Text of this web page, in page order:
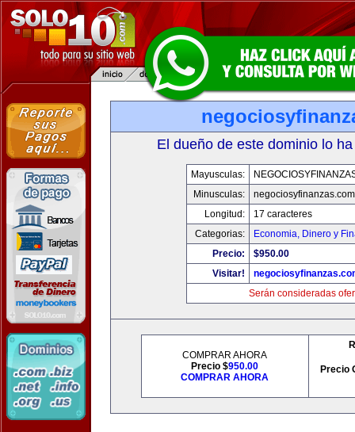
El dueño de este dominio lo
Mayusculas:
Minusculas:
negociosyfinanzas.com
Longitud:
17 caracteres
Categorias:
Economia, Dinero y
Precio:
$950.00
Visitar!
Serán consideradas
COMPRAR AHORA
Precio $950.00
COMPRAR AHORA
Precio